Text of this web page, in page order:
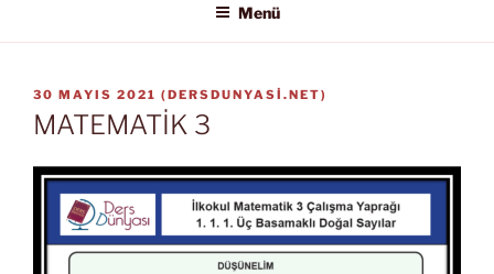
Menü
YAYIM
TARIHI
30 MAYIS 2021 (DERSDUNYASI.NET)
MATEMATİK 3